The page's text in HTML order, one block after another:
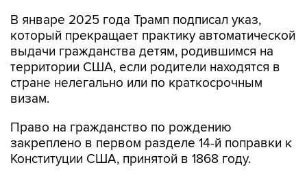
В январе 2025 года Трамп подписал указ,
который прекращает практику автоматической
выдачи гражданства детям, родившимся на
территории США, если родители находятся в
стране нелегально или по краткосрочным
визам.
Право на гражданство по рождению
закреплено в первом разделе 14-й поправки к
Конституции США, принятой в 1868 году.